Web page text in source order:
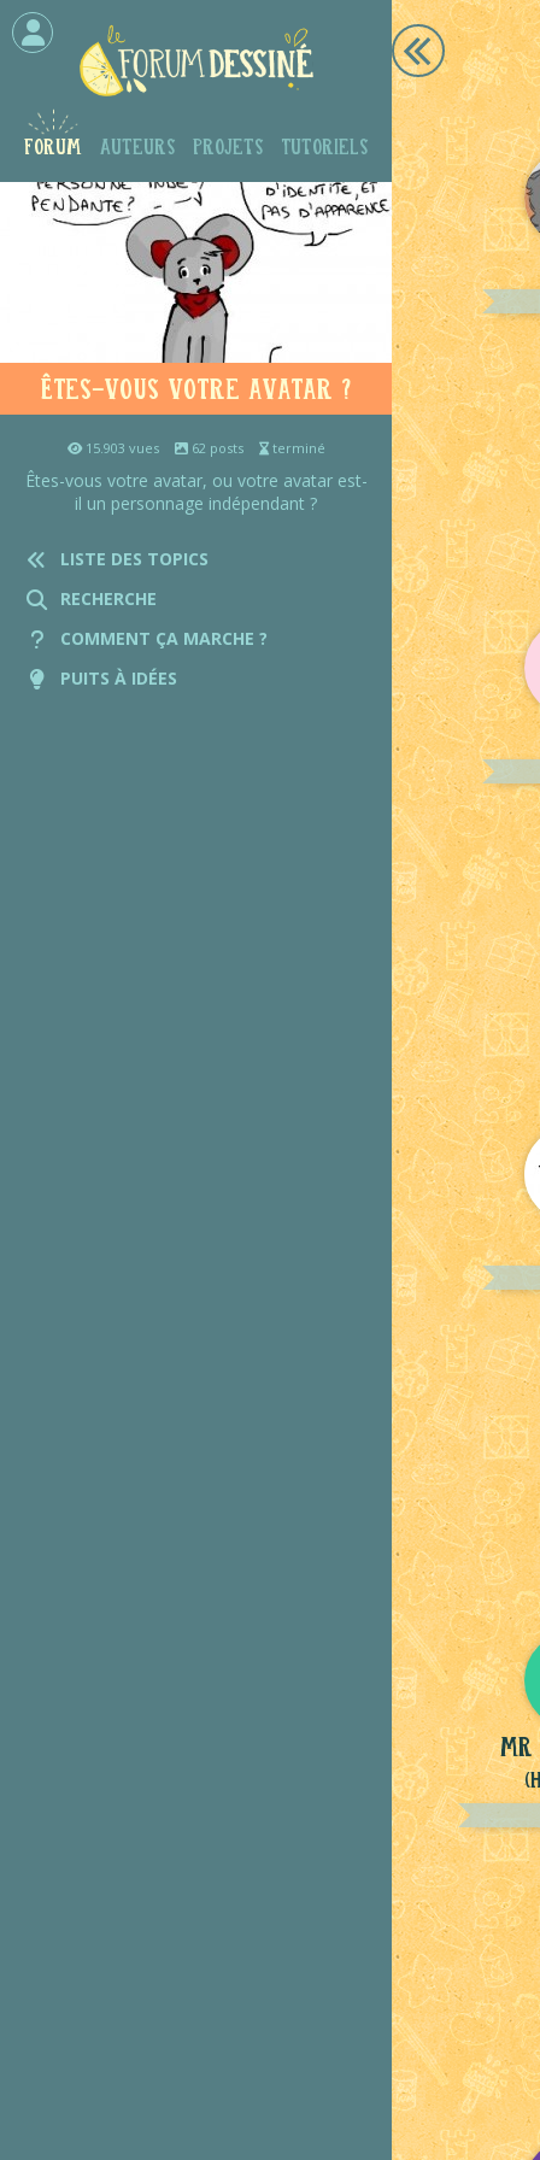
Forum Auteurs Projets Tutoriels
Êtes-vous votre avatar ?
15.903 vues 62 posts terminé
Êtes-vous votre avatar, ou votre avatar est-
il un personnage indépendant ?
LISTE DES TOPICS
RECHERCHE
COMMENT ÇA MARCHE ?
PUITS À IDÉES
mr